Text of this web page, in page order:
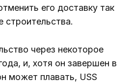
его доставку так
строительства.
через некоторое
и, хотя он завершен в
может плавать, USS